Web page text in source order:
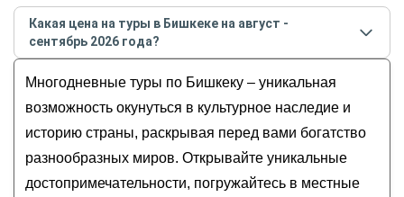
Самые популярные турыв Бишкекев августе -
сентябре 2026 года:
Экспресс-перезагрузка в заповедных краях
Кыргызстана: индивидуальное
автопутешествие
В Кыргызстан за эмоциями: конная прогулка,
горячие источники, круиз и треккинг к
водопадам
Увидеть главное в Кыргызстане в мини-группе:
Какая цена на туры в Бишкеке на август -
сентябрь 2026 года?
2026года от 120до 390 000 EUR
Многодневные туры по Бишкеку – уникальная
возможность окунуться в культурное наследие и
историю страны, раскрывая перед вами богатство
разнообразных миров. Открывайте уникальные
достопримечательности, погружайтесь в местные